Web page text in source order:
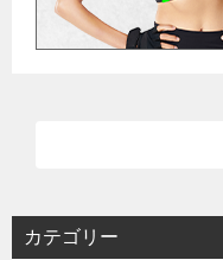
カテゴリー